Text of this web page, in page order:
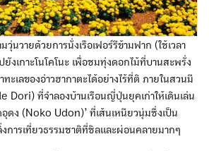
นวายด้วยการนั่งเรือเฟอร์รีข้ามฟาก (ใช้เวลา
งเกาะโนโคโนะ เพื่อชมทุ่งดอกไม้ที่บานสะพรั่ง
ะเลของอ่าวฮากาตะได้อย่างไร้ที่ติ ภายในสวนมี
Dori) ที่จำลองบ้านเรือนญี่ปุ่นยุคเก่าให้เดินเล่น
อุดง (Noko Udon)’ ที่เส้นเหนียวนุ่มซึ่งเป็น
งการเที่ยวธรรมชาติที่ชิลและผ่อนคลายมากๆ